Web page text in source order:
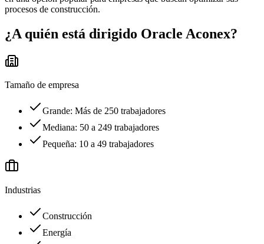
procesos de construcción.
¿A quién está dirigido Oracle Aconex?
Tamaño de empresa
Grande: Más de 250 trabajadores
Mediana: 50 a 249 trabajadores
Pequeña: 10 a 49 trabajadores
Industrias
Construcción
Energía